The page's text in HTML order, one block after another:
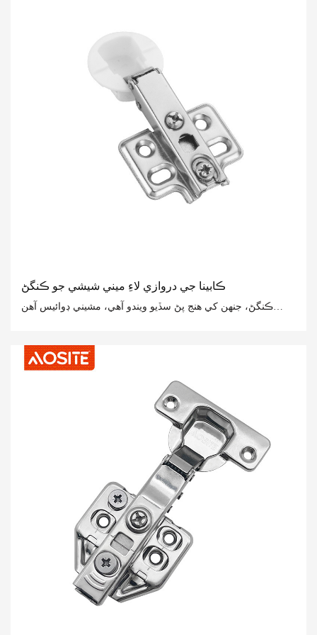
ڪابينا جي دروازي لاءِ ميني شيشي جو ڪنگڻ
ڪنگڻ، جنهن کي هنج پڻ سڏيو ويندو آهي، مشيني ڊوائيس آهن
ڏيڻ لاء استعمال ڪيا ويا آهن. ڪنگڻ هڪ متحرڪ جزو يا فولڊبل
مواد مان ٺهيل ٿي سگهي ٿو. ڪنگڻ بنيادي طور تي دروازن ۽ ونڊوز
تي لڳل آهن، جڏهن ته ڪنگڻ وڌيڪ ڪئبنيٽ تي نصب ٿيل آهن.